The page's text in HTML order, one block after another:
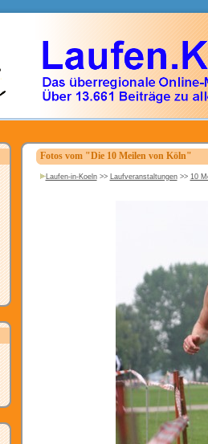
Fotos vom "Die 10 Meilen von Köln"
Laufen-in-Koeln>> Laufveranstaltungen>> 10